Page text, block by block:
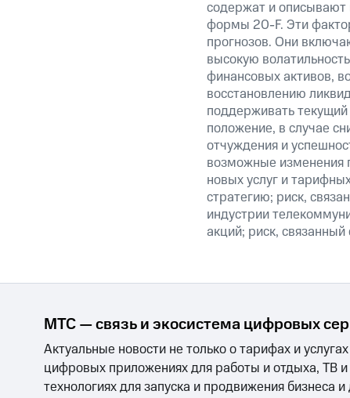
содержат и
формы 20-F. Эти
прогнозов. Они
высокую
финансовых активов,
восстановлению
поддерживать
положение, в случае
отчуждения и
возможные изменения
новых услуг и
стратегию; риск,
индустрии
акций; риск,
МТС — связь и экосистема цифровых
Актуальные новости не только о тарифах и
цифровых приложениях для работы и отдыха, ТВ
технологиях для запуска и продвижения бизнеса